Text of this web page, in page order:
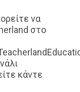
να
στο
κάντε